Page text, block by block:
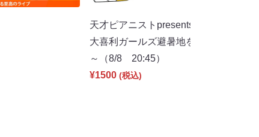
天才ピアニストpresentsすっぴん眼鏡
大喜利ガールズ避暑地を目指さず大暴
～（8/8 20:45）
¥1500 (税込)